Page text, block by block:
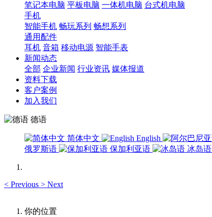
笔记本电脑 平板电脑 一体机电脑 台式机电脑
手机
智能手机 畅玩系列 畅想系列
通用配件
耳机 音箱 移动电源 智能手表
新闻动态
全部 企业新闻 行业资讯 媒体报道
资料下载
客户案例
加入我们
德语
简体中文 English
俄罗斯语
保加利亚语 冰岛语
< Previous > Next
你的位置